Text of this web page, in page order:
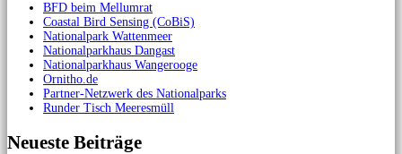
BFD beim Mellumrat
Coastal Bird Sensing (CoBiS)
Nationalpark Wattenmeer
Nationalparkhaus Dangast
Nationalparkhaus Wangerooge
Ornitho.de
Partner-Netzwerk des Nationalparks
Runder Tisch Meeresmüll
Neueste Beiträge